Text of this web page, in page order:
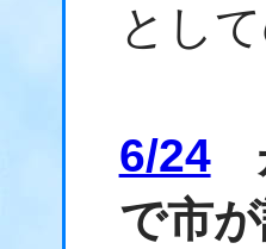
とし
6/24
で市